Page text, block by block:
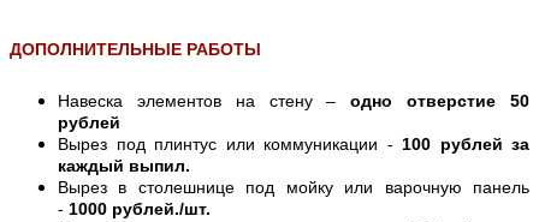
ДОПОЛНИТЕЛЬНЫЕ РАБОТЫ
Навеска элементов на стену –одно отверстие 50
рублей
Вырез под плинтус или коммуникации - 100 рублей за
каждый выпил.
Вырез в столешнице под мойку или варочную панель
- 1000 рублей./шт.